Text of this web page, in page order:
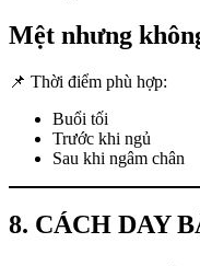
Mệt nhưng
📌 Thời điểm phù hợp:
Buổi tối
Trước khi ngủ
Sau khi ngâm chân
8. CÁCH DAY